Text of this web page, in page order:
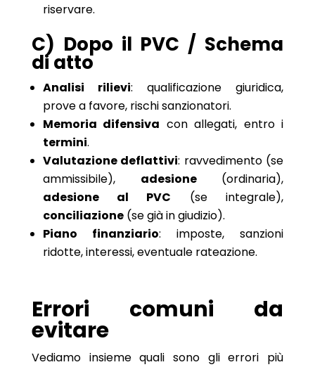
riservare.
C) Dopo il PVC / Schema
di atto
Analisi rilievi: qualificazione giuridica,
prove a favore, rischi sanzionatori.
Memoria difensiva con allegati, entro i
termini.
Valutazione deflattivi: ravvedimento (se
ammissibile), adesione(ordinaria),
adesione al PVC (se integrale),
conciliazione(se già in giudizio).
Piano finanziario: imposte, sanzioni
ridotte, interessi, eventuale rateazione.
Errori comuni da
evitare
Vediamo insieme quali sono gli errori più